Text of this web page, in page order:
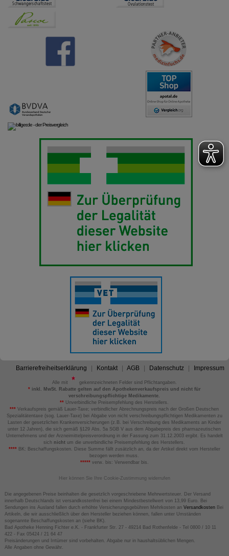
Barrierefreiheitserklärung Kontakt AGB Datenschutz Impressum
Alle mit
gekennzeichneten Felder sind Pflichtangaben.
*inkl. MwSt. Rabatte gelten auf den Apothekenverkaufspreis und nicht für
verschreibungspflichtige Medikamente.
** Unverbindliche Preisempfehlung des Herstellers.
*** Verkaufspreis gemäß Lauer-Taxe; verbindlicher Abrechnungspreis nach der Großen Deutschen
Spezialitätentaxe (sog. Lauer-Taxe) bei Abgabe von nicht verschreibungspflichtigen Medikamenten zu
Lasten der gesetzlichen Krankenversicherungen (z.B. bei Verschreibung des Medikaments an Kinder
unter 12 Jahren), die sich gemäß §129 Abs. 5a SGB V aus dem Abgabepreis des pharmazeutischen
Unternehmens und der Arzneimittelpreisverordnung in der Fassung zum 31.12.2003 ergibt. Es handelt
sich nicht um die unverbindliche Preisempfehlung des Herstellers.
****BK: Beschaffungskosten. Diese Summe fällt zusätzlich an, da der Artikel direkt vom Hersteller
bezogen werden muss.
*****verw. bis: Verwendbar bis.
Hier können Sie Ihre Cookie-Zustimmung widerrufen
Die angegebenen Preise beinhalten die gesetzlich vorgeschriebene Mehrwertsteuer. Der Versand
innerhalb Deutschlands ist versandkostenfrei bei einem Mindestbestellwert von 13,99 Euro. Bei
Sendungen ins Ausland fallen durch erhöhte Versicherungsgebühren Mehrkosten an VersandkostenBei
Artikeln, die wir ausschließlich über den Hersteller beziehen können, fallen unter Umständen
sogenannte Beschaffungskosten an (siehe BK).
Bad Apotheke Henning Fichter e.K. - Frankfurter Str. 27 - 49214 Bad Rothenfelde - Tel 0800 / 10 11
422 - Fax 05424 / 21 64 47
Preisänderungen und Irrtümer sind vorbehalten. Abgabe nur in haushaltsüblichen Mengen.
Alle Angaben ohne Gewähr.